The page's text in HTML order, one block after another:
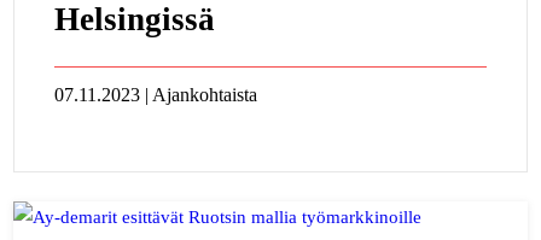
Helsingissä
07.11.2023 | Ajankohtaista